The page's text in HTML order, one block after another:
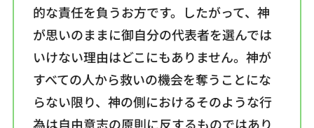
的な責任を負うお方です。したがって、神
が思いのままに御自分の代表者を選んでは
いけない理由はどこにもありません。神が
すべての人から救いの機会を奪うことにな
らない限り、神の側におけるそのような行
為は自由意志の原則に反するものではあり